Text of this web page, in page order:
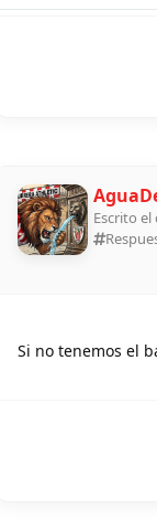
Escrito el
Si no tenemos el